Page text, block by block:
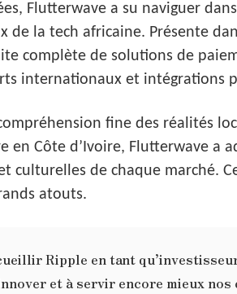
Flutterwave a su naviguer
de la tech africaine. Présente
complète de solutions de
internationaux et intégrations
fine des réalités
en Côte d’Ivoire, Flutterwave a
culturelles de chaque marché.
atouts.
Ripple en tant
et à servir encore mieux